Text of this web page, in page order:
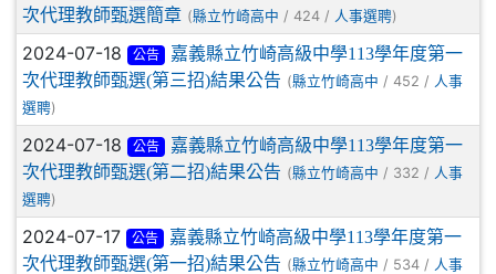
次代理教師甄選簡章 (縣立竹崎高中 / 424 / 人事選聘)
2024-07-18 公告
嘉義縣立竹崎高級中學113學年度第一
次代理教師甄選(第三招)結果公告 (縣立竹崎高中 / 452 / 人事
選聘)
2024-07-18 公告
嘉義縣立竹崎高級中學113學年度第一
次代理教師甄選(第二招)結果公告 (縣立竹崎高中 / 332 / 人事
選聘)
2024-07-17 公告
嘉義縣立竹崎高級中學113學年度第一
次代理教師甄選(第一招)結果公告 (縣立竹崎高中 / 534 / 人事